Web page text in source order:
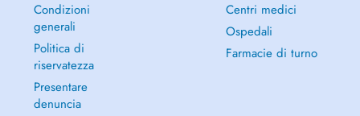
Condizioni
generali
Politica di
riservatezza
Presentare
denuncia
Centri medici
Ospedali
Farmacie di turno